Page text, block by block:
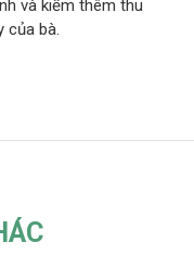
và kiếm thêm thu
của bà.